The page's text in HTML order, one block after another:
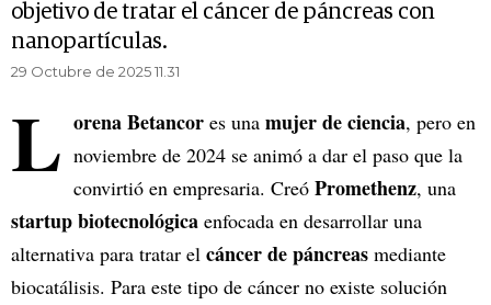
objetivo de tratar el cáncer de páncreas con
nanopartículas.
29 Octubre de 2025 11.31
L orena Betancor es una mujer de ciencia, pero en
noviembre de 2024 se animó a dar el paso que la
convirtió en empresaria. Creó Promethenz, una
startup biotecnológica enfocada en desarrollar una
alternativa para tratar el cáncer de páncreas mediante
biocatálisis. Para este tipo de cáncer no existe solución